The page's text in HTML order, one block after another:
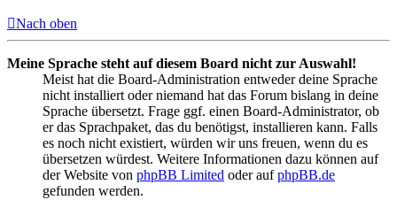
Nach oben
Meine Sprache steht auf diesem Board nicht zur Auswahl!
Meist hat die Board-Administration entweder deine Sprache
nicht installiert oder niemand hat das Forum bislang in deine
Sprache übersetzt. Frage ggf. einen Board-Administrator, ob
er das Sprachpaket, das du benötigst, installieren kann. Falls
es noch nicht existiert, würden wir uns freuen, wenn du es
übersetzen würdest. Weitere Informationen dazu können auf
der Website von phpBB Limited oder aufphpBB.de
gefunden werden.